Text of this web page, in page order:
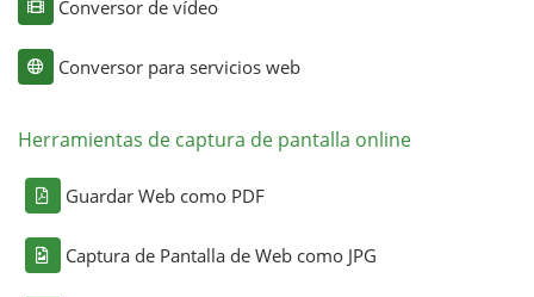
Conversor de vídeo
Conversor para servicios web
Herramientas de captura de pantalla online
Guardar Web como PDF
Captura de Pantalla de Web como JPG